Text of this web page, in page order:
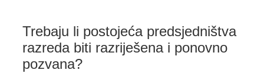
Trebaju li postojeća predsjedništva
razreda biti razriješena i ponovno
pozvana?